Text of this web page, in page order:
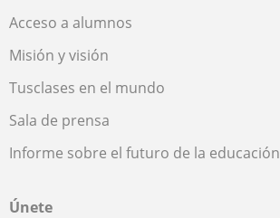
Acceso a alumnos
Misión y visión
Tusclases en el mundo
Sala de prensa
Informe sobre el futuro de la educación
Únete